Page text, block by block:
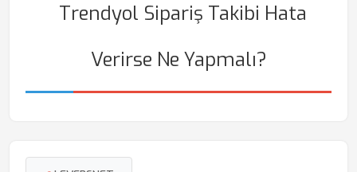
Trendyol Sipariş Takibi Hata
Verirse Ne Yapmalı?